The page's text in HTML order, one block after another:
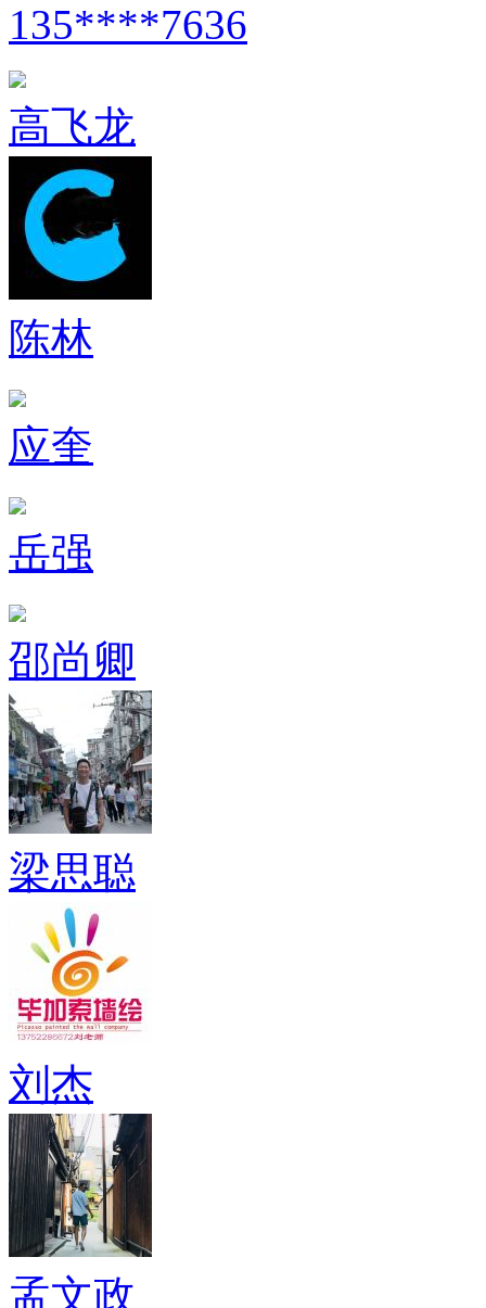
135****7636
高飞龙
陈林
应奎
岳强
邵尚卿
梁思聪
刘杰
孟文政